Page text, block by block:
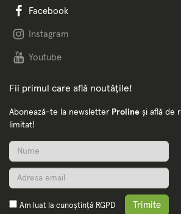
Facebook
Instagram
Youtube
Fii primul care află noutățile!
Abonează-te la newsletter Proline și află de
limitat!
Am luat la cunoștință RGPD Trimite